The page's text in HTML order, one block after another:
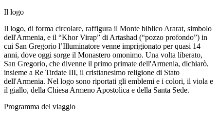
Il logo
Il logo, di forma circolare, raffigura il Monte biblico Ararat, simbolo
dell'Armenia, e il “Khor Virap” di Artashad (“pozzo profondo”) in
cui San Gregorio l’Illuminatore venne imprigionato per quasi 14
anni, dove oggi sorge il Monastero omonimo. Una volta liberato,
San Gregorio, che divenne il primo primate dell'Armenia, dichiarò,
insieme a Re Tirdate III, il cristianesimo religione di Stato
dell'Armenia. Nel logo sono riportati gli emblemi e i colori, il viola e
il giallo, della Chiesa Armeno Apostolica e della Santa Sede.
Programma del viaggio